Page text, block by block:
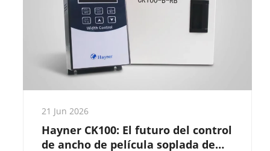
21 Jun 2026
Hayner CK100: El futuro del control
de ancho de película soplada de